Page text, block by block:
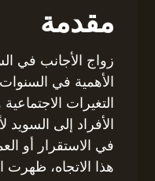
مقدمة
زواج الأجانب في
الأهمية في
التغيرات
الأفراد إلى السويد
في الاستقرار أو
هذا الاتجاه، ظهرت